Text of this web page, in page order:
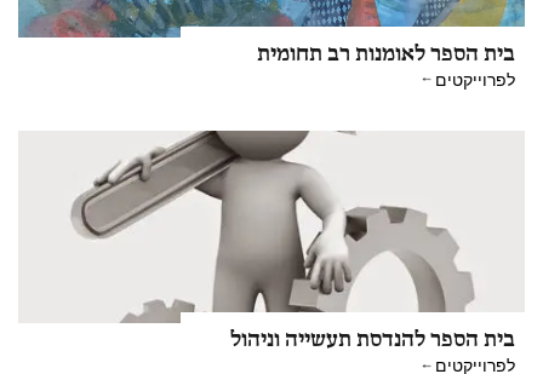
בית הספר לאומנות רב תחומית
לפרוייקטים
בית הספר להנדסת תעשייה וניהול
לפרוייקטים